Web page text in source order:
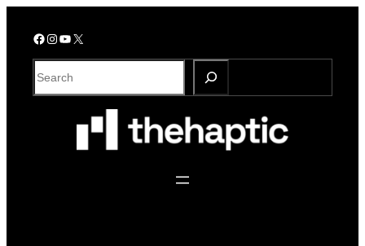
Facebook InstagramYouTube X
S
e